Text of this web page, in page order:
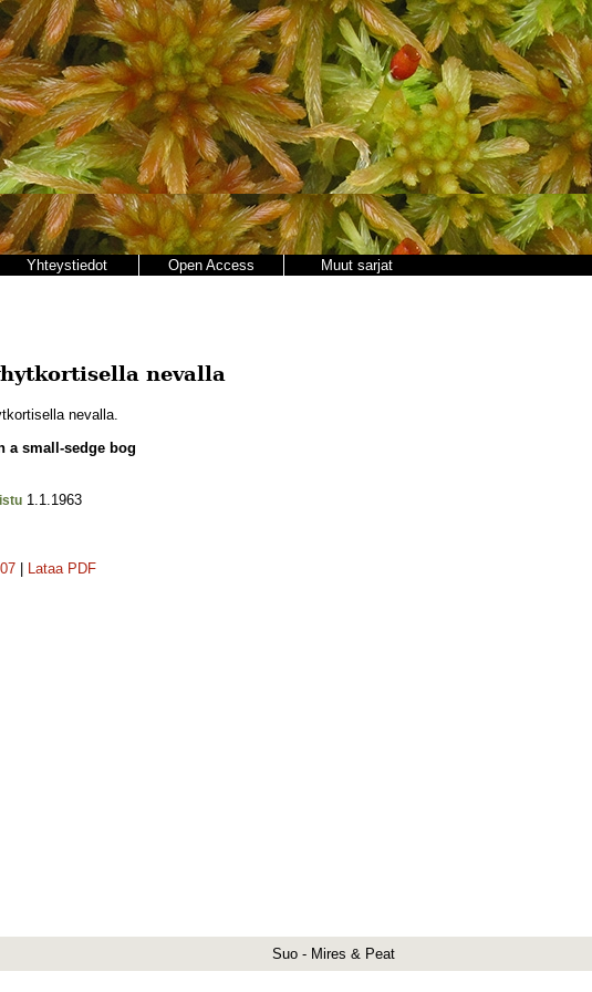
Yhteystiedot Open Access Muut sarjat
nevalla
nevalla.
a small-sedge bog
1.1.1963
Lataa PDF
Suo - Mires & Peat